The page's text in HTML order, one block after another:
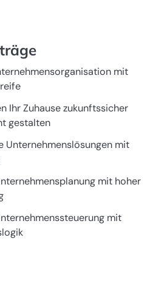
mit
Ihr Zuhause zukunftssicher
gestalten
Unternehmenslösungen mit
mit hoher
mit